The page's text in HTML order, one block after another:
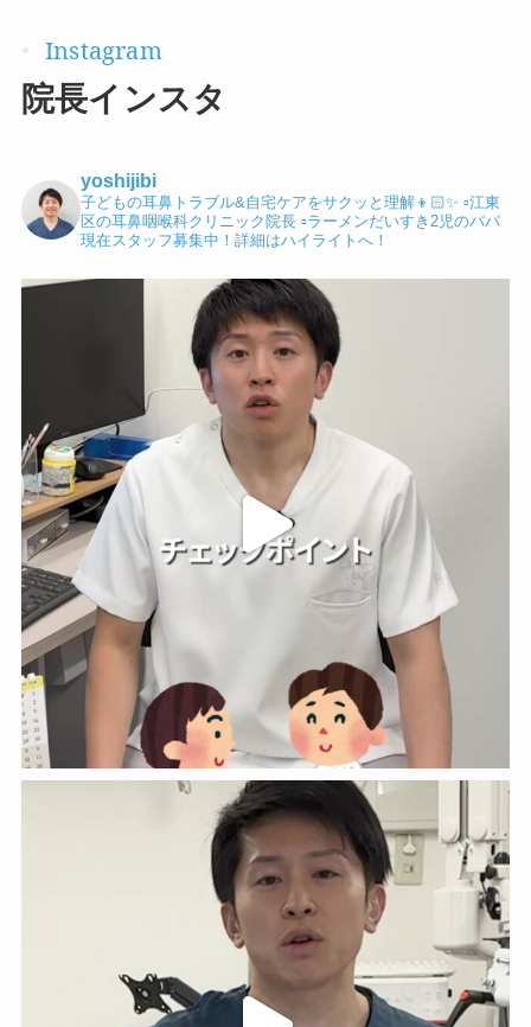
院長インスタ
yoshijibi
子どもの耳鼻トラブル&自宅ケアをサクッと理解👦🏻✨ ▫️江東
区の耳鼻咽喉科クリニック院長▫️ラーメンだいすき2児のパパ
現在スタッフ募集中！詳細はハイライトへ！